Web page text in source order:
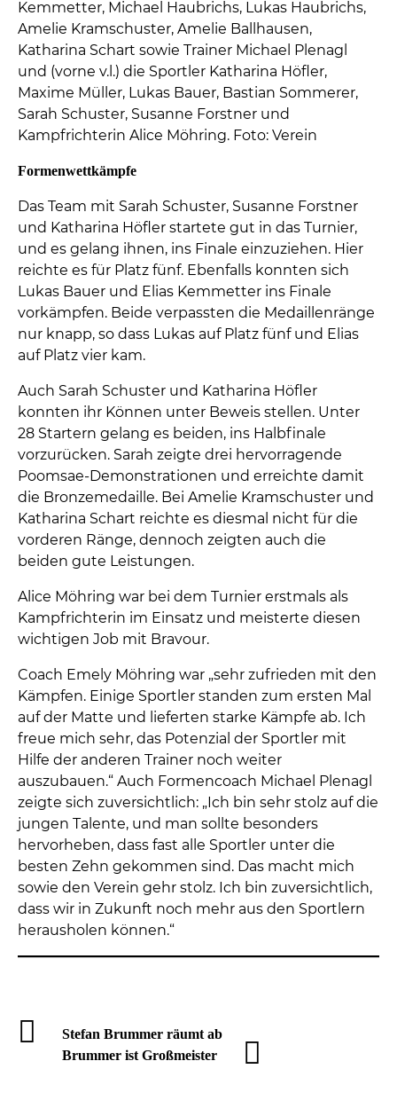
Kemmetter, Michael Haubrichs, Lukas Haubrichs,
Amelie Kramschuster, Amelie Ballhausen,
Katharina Schart sowie Trainer Michael Plenagl
und (vorne v.l.) die Sportler Katharina Höfler,
Maxime Müller, Lukas Bauer, Bastian Sommerer,
Sarah Schuster, Susanne Forstner und
Kampfrichterin Alice Möhring. Foto: Verein
Formenwettkämpfe
Das Team mit Sarah Schuster, Susanne Forstner
und Katharina Höfler startete gut in das Turnier,
und es gelang ihnen, ins Finale einzuziehen. Hier
reichte es für Platz fünf. Ebenfalls konnten sich
Lukas Bauer und Elias Kemmetter ins Finale
vorkämpfen. Beide verpassten die Medaillenränge
nur knapp, so dass Lukas auf Platz fünf und Elias
auf Platz vier kam.
Auch Sarah Schuster und Katharina Höfler
konnten ihr Können unter Beweis stellen. Unter
28 Startern gelang es beiden, ins Halbfinale
vorzurücken. Sarah zeigte drei hervorragende
Poomsae-Demonstrationen und erreichte damit
die Bronzemedaille. Bei Amelie Kramschuster und
Katharina Schart reichte es diesmal nicht für die
vorderen Ränge, dennoch zeigten auch die
beiden gute Leistungen.
Alice Möhring war bei dem Turnier erstmals als
Kampfrichterin im Einsatz und meisterte diesen
wichtigen Job mit Bravour.
Coach Emely Möhring war „sehr zufrieden mit den
Kämpfen. Einige Sportler standen zum ersten Mal
auf der Matte und lieferten starke Kämpfe ab. Ich
freue mich sehr, das Potenzial der Sportler mit
Hilfe der anderen Trainer noch weiter
auszubauen.“ Auch Formencoach Michael Plenagl
zeigte sich zuversichtlich: „Ich bin sehr stolz auf die
jungen Talente, und man sollte besonders
hervorheben, dass fast alle Sportler unter die
besten Zehn gekommen sind. Das macht mich
sowie den Verein gehr stolz. Ich bin zuversichtlich,
dass wir in Zukunft noch mehr aus den Sportlern
herausholen können.“
Stefan Brummer räumt ab
Brummer ist Großmeister